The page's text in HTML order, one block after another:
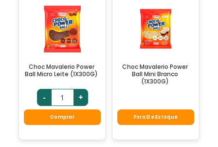
Choc Mavalerio Power
Ball Micro Leite (1X300G)
- +
Comprar
Choc Mavalerio Power
Ball Mini Branco
(1X300G)
Fora De Estoque